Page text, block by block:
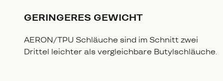
GERINGERES GEWICHT
AERON/TPU Schläuche sind im Schnitt zwei
Drittel leichter als vergleichbare Butylschläuche.